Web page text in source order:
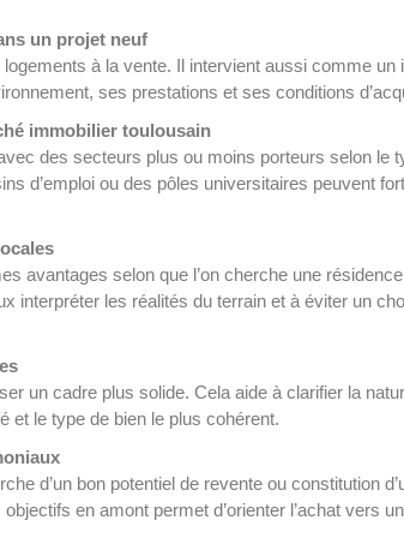
un projet neuf
à la vente. Il intervient aussi comme un
ses prestations et ses conditions
immobilier toulousain
des secteurs plus ou moins porteurs selon le
d’emploi ou des pôles universitaires peuvent
avantages selon que l’on cherche une
interpréter les réalités du terrain et à éviter un
un cadre plus solide. Cela aide à clarifier la
et le type de bien le plus cohérent.
d’un bon potentiel de revente ou constitution
en amont permet d’orienter l’achat vers